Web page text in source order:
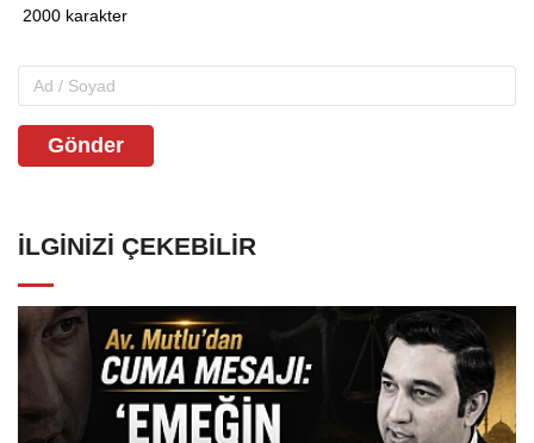
Gönder
İLGINIZI ÇEKEBILIR